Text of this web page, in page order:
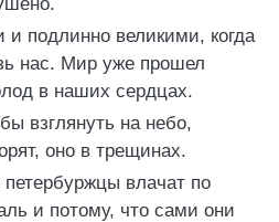
подлинно великими, когда
нас. Мир уже прошел
в наших сердцах.
взглянуть на небо,
оно в трещинах.
влачат по
и потому, что сами они